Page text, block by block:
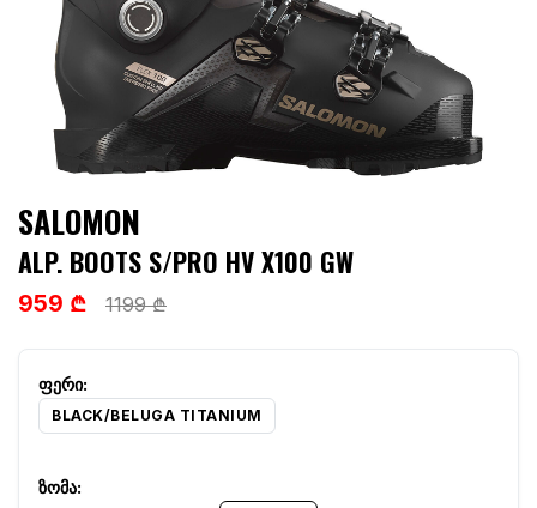
SALOMON
ALP. BOOTS S/PRO HV X100 GW
959 ₾ 1199 ₾
BLACK/BELUGA TITANIUM